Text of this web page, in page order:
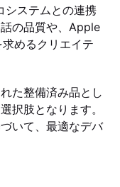
システムとの連携
の品質や、Apple
めるクリエイテ
た整備済み品とし
択肢となります。
いて、最適なデバ